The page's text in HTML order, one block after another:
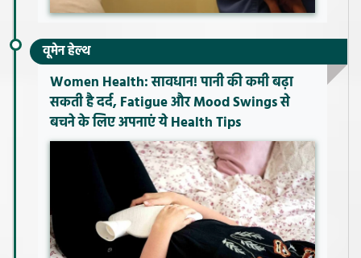
वूमेन हेल्थ
Women Health: सावधान! पानी की कमी बढ़ा
सकती है दर्द, Fatigue और Mood Swings से
बचने के लिए अपनाएं ये Health Tips